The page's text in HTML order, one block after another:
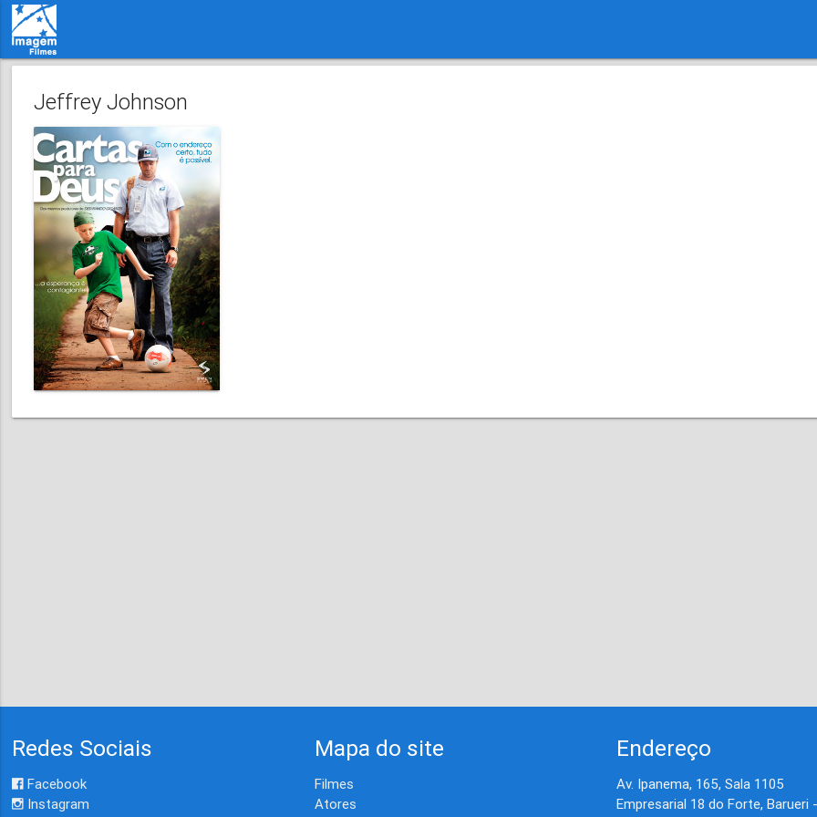
Jeffrey Johnson
Redes Sociais
Facebook
Instagram
Mapa do site
Filmes
Atores
Endereço
Av. Ipanema, 165, Sala 1105
Empresarial 18 do Forte, Barueri